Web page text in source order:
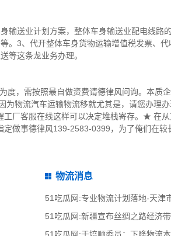
输送业计划方案，整体车身输送业配电线路
3、代开整体车身货物运输增值税发票、代
等这条龙业务办理。
，需按照最自做资费请德律风问询。本质
物流汽车运输物流移就尤其是，请您办理
厂客服在线这样可以决定堆栈寄存。★ 在
做事德律风139-2583-0399，为了俺们在较
物流消息
51吃瓜网:专业物流计划落地-天津
51吃瓜网:新疆宣布丝绸之路经济